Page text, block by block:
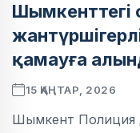
Шымкенттегі
қамауға
15 ҚАҢТАР, 2026
Шымкент Полиция